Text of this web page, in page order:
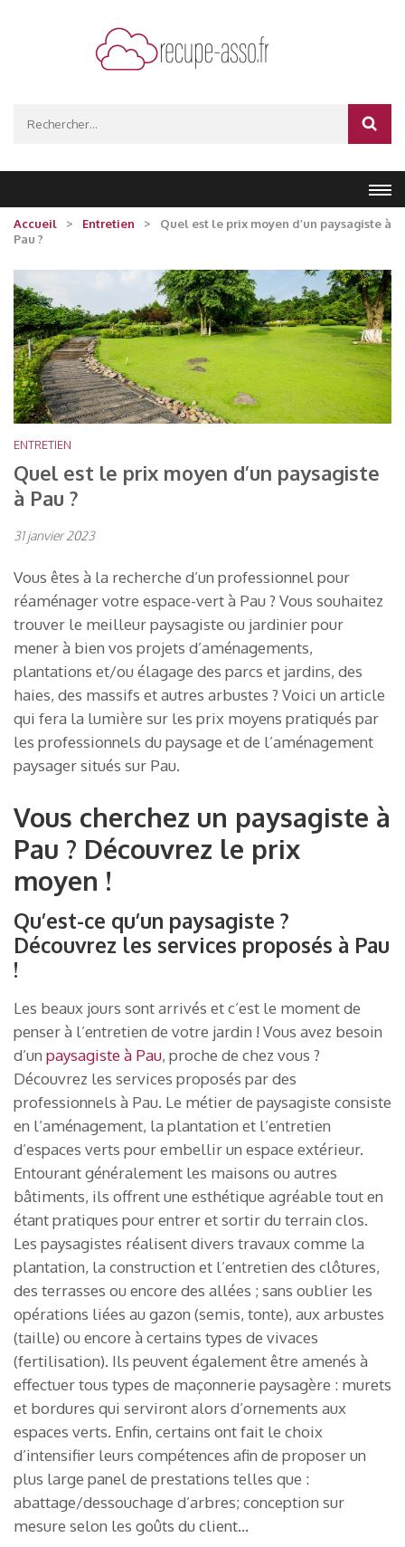
Accueil > Entretien >
Quel est le prix moyen d’un paysagiste à
Pau ?
ENTRETIEN
Quel est le prix moyen d’un paysagiste
à Pau ?
31 janvier 2023
Vous êtes à la recherche d’un professionnel pour
réaménager votre espace-vert à Pau ? Vous souhaitez
trouver le meilleur paysagiste ou jardinier pour
mener à bien vos projets d’aménagements,
plantations et/ou élagage des parcs et jardins, des
haies, des massifs et autres arbustes ? Voici un article
qui fera la lumière sur les prix moyens pratiqués par
les professionnels du paysage et de l’aménagement
paysager situés sur Pau.
Vous cherchez un paysagiste à
Pau ? Découvrez le prix
moyen !
Qu’est-ce qu’un paysagiste ?
Découvrez les services proposés à Pau
!
Les beaux jours sont arrivés et c’est le moment de
penser à l’entretien de votre jardin ! Vous avez besoin
d’un paysagiste à Pau, proche de chez vous ?
Découvrez les services proposés par des
professionnels à Pau. Le métier de paysagiste consiste
en l’aménagement, la plantation et l’entretien
d’espaces verts pour embellir un espace extérieur.
Entourant généralement les maisons ou autres
bâtiments, ils offrent une esthétique agréable tout en
étant pratiques pour entrer et sortir du terrain clos.
Les paysagistes réalisent divers travaux comme la
plantation, la construction et l’entretien des clôtures,
des terrasses ou encore des allées ; sans oublier les
opérations liées au gazon (semis, tonte), aux arbustes
(taille) ou encore à certains types de vivaces
(fertilisation). Ils peuvent également être amenés à
effectuer tous types de maçonnerie paysagère : murets
et bordures qui serviront alors d’ornements aux
espaces verts. Enfin, certains ont fait le choix
d’intensifier leurs compétences afin de proposer un
plus large panel de prestations telles que :
abattage/dessouchage d’arbres; conception sur
mesure selon les goûts du client…